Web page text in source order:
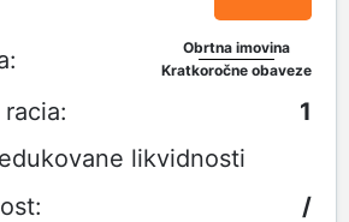
Obrtna imovina
Kratkoročne obaveze
1
likvidnosti
/